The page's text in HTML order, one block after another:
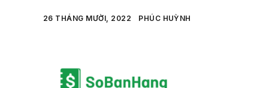
26 THÁNG MƯỜI, 2022 PHÚC HUỲNH